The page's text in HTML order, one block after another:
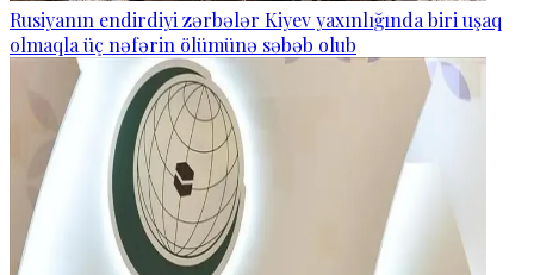
Rusiyanın endirdiyi zərbələr Kiyev yaxınlığında biri uşaq
olmaqla üç nəfərin ölümünə səbəb olub